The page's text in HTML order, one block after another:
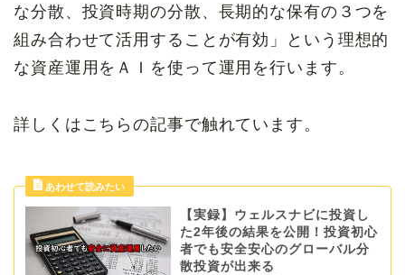
な分散、投資時期の分散、長期的な保有の３つを
組み合わせて活用することが有効」という理想的
な資産運用をＡＩを使って運用を行います。
詳しくはこちらの記事で触れています。
【実録】ウェルスナビに投資し
た2年後の結果を公開！投資初心
者でも安全安心のグローバル分
散投資が出来る